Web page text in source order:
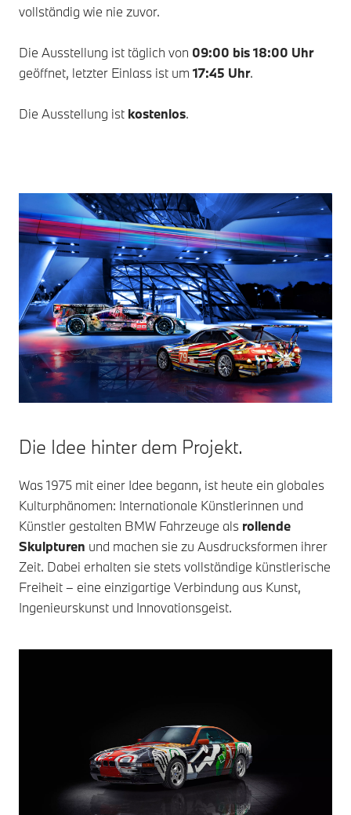
vollständig wie nie zuvor.
Die Ausstellung ist täglich von 09:00 bis 18:00 Uhr
geöffnet, letzter Einlass ist um 17:45 Uhr.
Die Ausstellung ist kostenlos.
Die Idee hinter dem Projekt.
Was 1975 mit einer Idee begann, ist heute ein globales
Kulturphänomen: Internationale Künstlerinnen und
Künstler gestalten BMW Fahrzeuge als rollende
Skulpturen und machen sie zu Ausdrucksformen ihrer
Zeit. Dabei erhalten sie stets vollständige künstlerische
Freiheit – eine einzigartige Verbindung aus Kunst,
Ingenieurskunst und Innovationsgeist.